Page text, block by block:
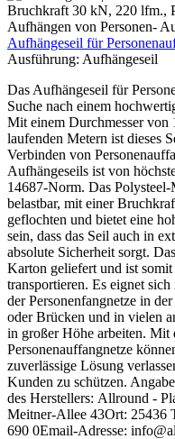
Aufhängeseil für
Ausführung: Aufhängeseil
Das Aufhängeseil für
Suche nach einem
Mit einem Durchmesser von
laufenden Metern ist dieses
Verbinden von
Aufhängeseils ist von
14687-Norm. Das
belastbar, mit einer
geflochten und bietet eine
sein, dass das Seil auch in
absolute Sicherheit sorgt.
Karton geliefert und ist
transportieren. Es eignet
der Personenfangnetze in
oder Brücken und in vielen
in großer Höhe arbeiten. Mit
Personenauffangnetze
zuverlässige Lösung
Kunden zu schützen.
des Herstellers: Allround -
Meitner-Allee 43Ort: 25436
690 0Email-Adresse: